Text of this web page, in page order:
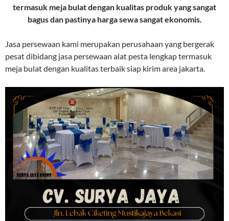
termasuk meja bulat dengan kualitas produk yang sangat
bagus dan pastinya harga sewa sangat ekonomis.
Jasa persewaan kami merupakan perusahaan yang bergerak
pesat dibidang jasa persewaan alat pesta lengkap termasuk
meja bulat dengan kualitas terbaik siap kirim area jakarta.